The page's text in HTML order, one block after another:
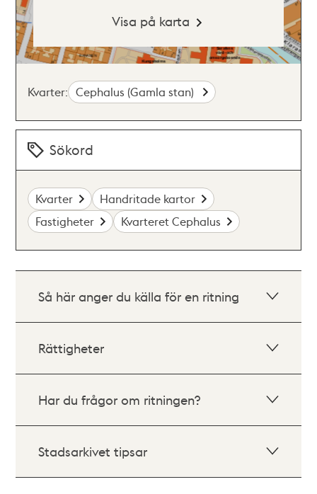
Visa på karta
Kvarter: Cephalus (Gamla stan)
Sökord
Kvarter
Handritade kartor
Fastigheter
Kvarteret Cephalus
Så här anger du källa för en ritning
Rättigheter
Har du frågor om ritningen?
Stadsarkivet tipsar